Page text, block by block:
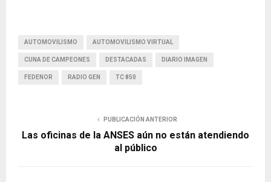
AUTOMOVILISMO AUTOMOVILISMO VIRTUAL
CUNA DE CAMPEONES DESTACADAS DIARIO IMAGEN
FEDENOR RADIO GEN TC 850
PUBLICACIÓN ANTERIOR
Las oficinas de la ANSES aún no están atendiendo
al público